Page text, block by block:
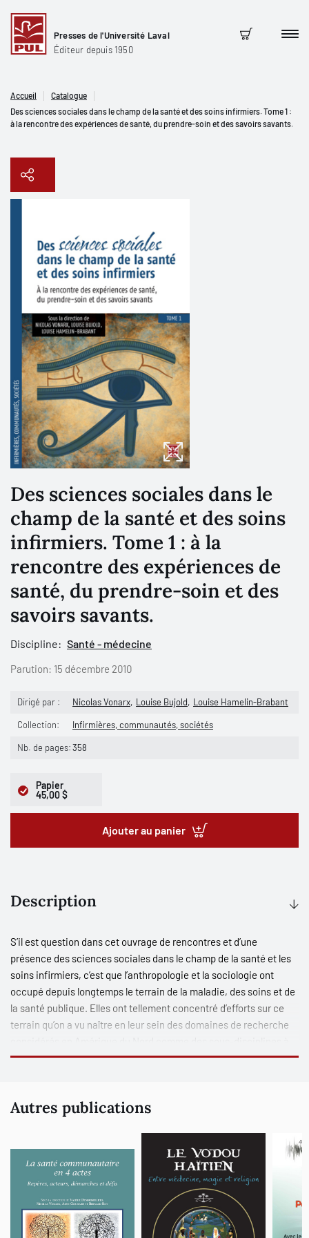
Presses de l'Université Laval
Éditeur depuis 1950
Panier
Accueil
Catalogue
Des sciences sociales dans le champ de la santé et des soins infirmiers. Tome 1 :
à la rencontre des expériences de santé, du prendre-soin et des savoirs savants.
Des sciences sociales dans le
champ de la santé et des soins
infirmiers. Tome 1 : à la
rencontre des expériences de
santé, du prendre-soin et des
savoirs savants.
Discipline: Santé - médecine
Parution: 15 décembre 2010
Dirigé par : Nicolas Vonarx Louise Bujold Louise Hamelin-Brabant
Collection: Infirmières, communautés, sociétés
Nb. de pages:358
Papier
45,00 $
Ajouter au panier
Description
S’il est question dans cet ouvrage de rencontres et d’une
présence des sciences sociales dans le champ de la santé et les
soins infirmiers, c’est que l’anthropologie et la sociologie ont
occupé depuis longtemps le terrain de la maladie, des soins et de
la santé publique. Elles ont tellement concentré d’efforts sur ce
terrain qu’on a vu naître en leur sein des domaines de recherche
part entière, telles une anthropologie médicale, une
s’inscrivent dans une logique d’application qui permet à des
pratiques de promotion de la santé et de rendre ainsi des savoirs
disponibles afin de participer à des transformations sociales.
Cet ouvrage s’adresse tout particulièrement à ceux et celles qui
n’enferment pas la santé, la maladie et les soins dans un registre
biologique strict, qui résistent à inscrire des bénéficiaires dans
Autres publications